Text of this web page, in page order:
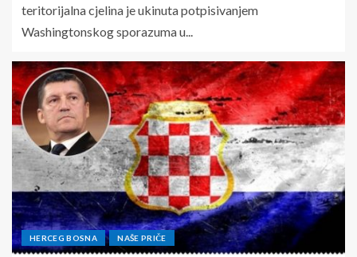
teritorijalna cjelina je ukinuta potpisivanjem
Washingtonskog sporazuma u...
HERCEG BOSNA NAŠE PRIČE